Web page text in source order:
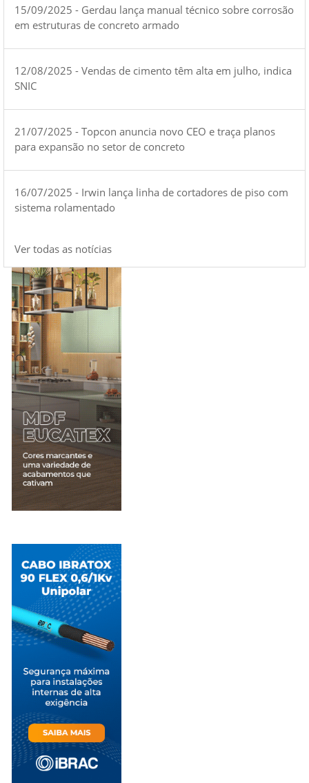
15/09/2025 - Gerdau lança manual técnico sobre corrosão
em estruturas de concreto armado
12/08/2025 - Vendas de cimento têm alta em julho, indica
SNIC
21/07/2025 - Topcon anuncia novo CEO e traça planos
para expansão no setor de concreto
16/07/2025 - Irwin lança linha de cortadores de piso com
sistema rolamentado
Ver todas as notícias